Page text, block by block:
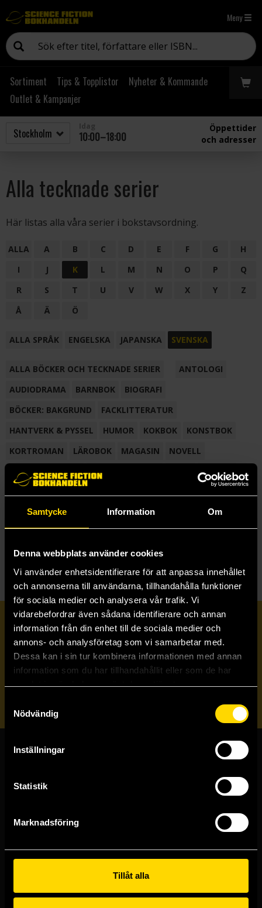
Samtycke Information Om
Denna webbplats använder cookies
Vi använder enhetsidentifierare för att anpassa innehållet
och annonserna till användarna, tillhandahålla funktioner
för sociala medier och analysera vår trafik. Vi
vidarebefordrar även sådana identifierare och annan
information från din enhet till de sociala medier och
annons- och analysföretag som vi samarbetar med.
Dessa kan i sin tur kombinera informationen med annan
information som du har tillhandahållit eller som de har
samlat in när du har använt deras tjänster.
Nödvändig
Inställningar
Statistik
Marknadsföring
Tillåt alla
Meny
Sortiment Tips & Topplistor
Nyheter & Kommande
Outlet & Kampanjer
10:00–18:00
Öppettider
och adresser
Alla tecknade serier
Här listas alla våra serier i bokstavsordning.
ALLA A B C D E F G
H
I
J K L M N O P
Q
R
S T U V W X Y
Z
Å
Ä Ö
ALLA SPRÅK ENGELSKA JAPANSKA SVENSKA
ALLA BÖCKER OCH TECKNADE SERIER
ANTOLOGI
AUDIODRAMA
BARNBOK
BIOGRAFI
BÖCKER: BAKGRUND
FACKLITTERATUR
HANTVERK & PYSSEL
HUMOR KOKBOK
KONSTBOK
KORTROMAN
LÄROBOK MAGASIN
NOVELL
NOVELLMAGASIN
NOVELLSAMLING
ROMAN
K
Kalle Ankas Legendariska äventyr
Prenumerera på vårt nyhetsbrev
Veckobrevet
Stockholmsbutiken
Kungsgatan 19
411 19 Göteborg
Södra Förstadsgatan 26